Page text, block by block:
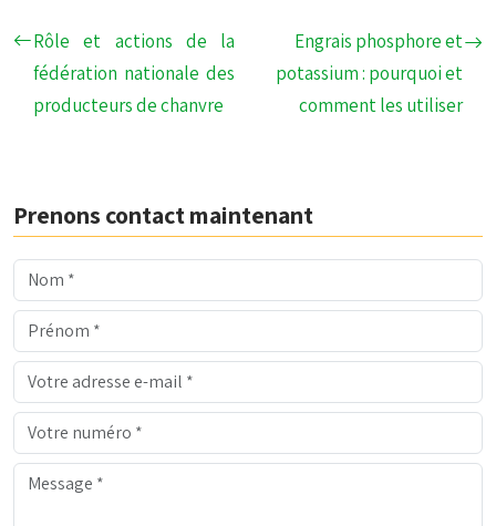
Rôle et actions de la
fédération nationale des
producteurs de chanvre
Engrais phosphore et
potassium : pourquoi et
comment les utiliser
Prenons contact maintenant